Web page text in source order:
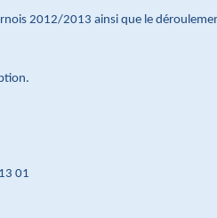
2012/2013 ainsi que le